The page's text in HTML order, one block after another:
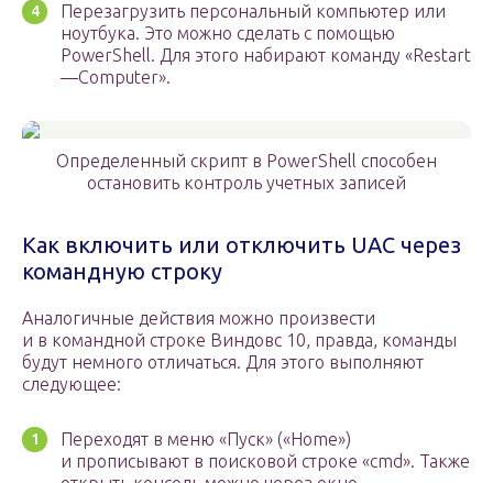
Перезагрузить персональный компьютер или
ноутбука. Это можно сделать с помощью
PowerShell. Для этого набирают команду «Restart
—Computer».
Определенный скрипт в PowerShell способен
остановить контроль учетных записей
Как включить или отключить UAC через
командную строку
Аналогичные действия можно произвести
и в командной строке Виндовс 10, правда, команды
будут немного отличаться. Для этого выполняют
следующее:
Переходят в меню «Пуск» («Home»)
и прописывают в поисковой строке «cmd». Также